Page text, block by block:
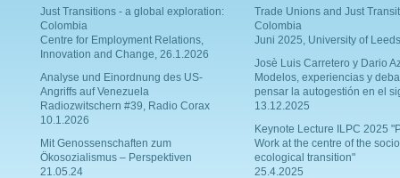
Just Transitions - a global exploration:
Colombia
Centre for Employment Relations,
Innovation and Change, 26.1.2026
Analyse und Einordnung des US-
Angriffs auf Venezuela
Radiozwitschern #39, Radio Corax
10.1.2026
Mit Genossenschaften zum
Ökosozialismus – Perspektiven
21.05.24
Trade Unions and Just
Colombia
Juni 2025, University of Leeds
Josè Luis Carretero y Dario
Modelos, experiencias y
pensar la autogestión en el
13.12.2025
Keynote Lecture ILPC 2025
Work at the centre of the
ecological transition"
25.4.2025